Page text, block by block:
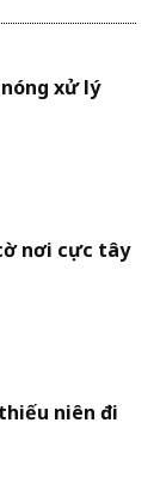
xử lý
nơi cực tây
niên đi